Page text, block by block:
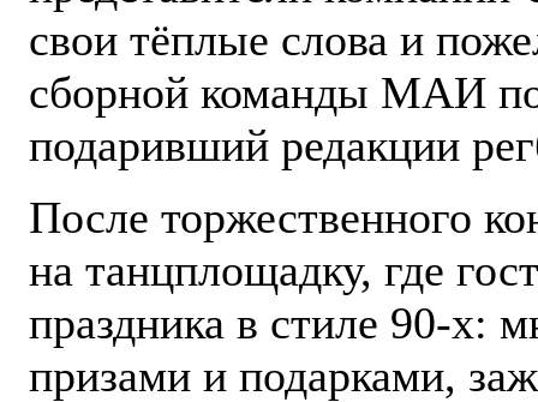
свои тёплые слова и
сборной команды МАИ
подаривший редакции
После торжественного
на танцплощадку, где
праздника в стиле 90-х:
призами и подарками,